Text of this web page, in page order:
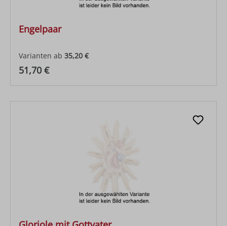
Engelpaar
Varianten ab 35,20 €
Regulärer Preis:
51,70 €